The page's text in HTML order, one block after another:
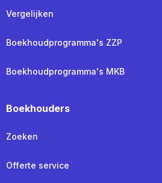
Vergelijken
Boekhoudprogramma's ZZP
Boekhoudprogramma's MKB
Boekhouders
Zoeken
Offerte service